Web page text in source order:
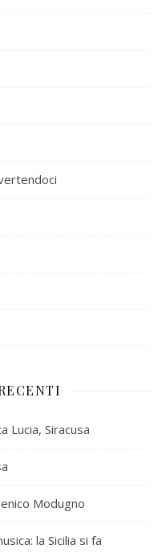
Lucia, Siracusa
Modugno
la Sicilia si fa